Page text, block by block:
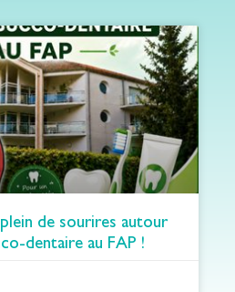
de sourires autour
dentaire au FAP !